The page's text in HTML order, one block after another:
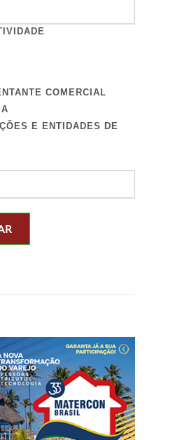
COMERCIAL
E ENTIDADES DE